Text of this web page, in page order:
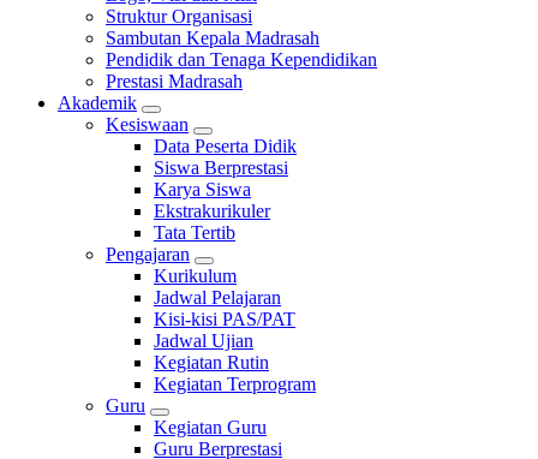
Struktur Organisasi
Sambutan Kepala Madrasah
Pendidik dan Tenaga Kependidikan
Prestasi Madrasah
Akademik
Kesiswaan
Data Peserta Didik
Siswa Berprestasi
Karya Siswa
Ekstrakurikuler
Tata Tertib
Pengajaran
Kurikulum
Jadwal Pelajaran
Kisi-kisi PAS/PAT
Jadwal Ujian
Kegiatan Rutin
Kegiatan Terprogram
Guru
Kegiatan Guru
Guru Berprestasi